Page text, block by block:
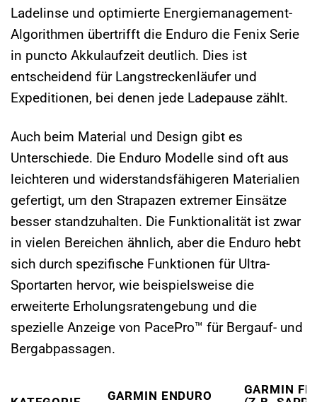
Ladelinse und optimierte Energiemanagement-
Algorithmen übertrifft die Enduro die Fenix Serie
in puncto Akkulaufzeit deutlich. Dies ist
entscheidend für Langstreckenläufer und
Expeditionen, bei denen jede Ladepause zählt.
Auch beim Material und Design gibt es
Unterschiede. Die Enduro Modelle sind oft aus
leichteren und widerstandsfähigeren Materialien
gefertigt, um den Strapazen extremer Einsätze
besser standzuhalten. Die Funktionalität ist zwar
in vielen Bereichen ähnlich, aber die Enduro hebt
sich durch spezifische Funktionen für Ultra-
Sportarten hervor, wie beispielsweise die
erweiterte Erholungsratengebung und die
spezielle Anzeige von PacePro™ für Bergauf- und
Bergabpassagen.
GARMIN ENDURO
GARMIN